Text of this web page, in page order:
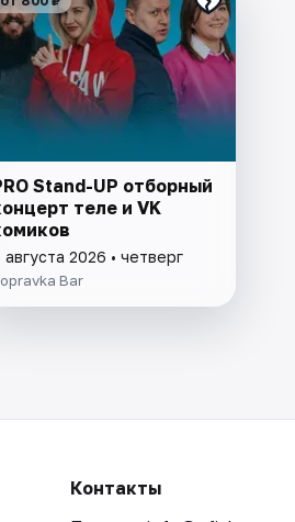
Stand-UP отборный
теле и VK
августа 2026 • четверг
Bar
Контакты